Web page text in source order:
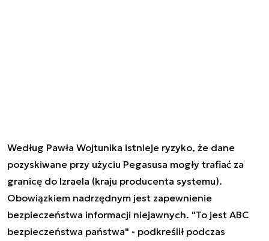
Według Pawła Wojtunika istnieje ryzyko, że dane
pozyskiwane przy użyciu Pegasusa mogły trafiać za
granicę do Izraela (kraju producenta systemu).
Obowiązkiem nadrzędnym jest zapewnienie
bezpieczeństwa informacji niejawnych. "To jest ABC
bezpieczeństwa państwa" - podkreślił podczas